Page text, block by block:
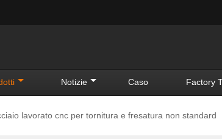
Notizie Caso Factory
lavorato cnc per tornitura e fresatura non standard